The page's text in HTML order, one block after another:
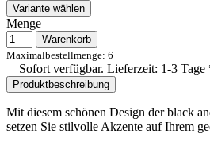
Variante wählen
Menge
Warenkorb
Maximalbestellmenge: 6
Sofort verfügbar. Lieferzeit: 1-3
Produktbeschreibung
Mit diesem schönen Design derblack
setzen Sie stilvolle Akzente auf Ihrem